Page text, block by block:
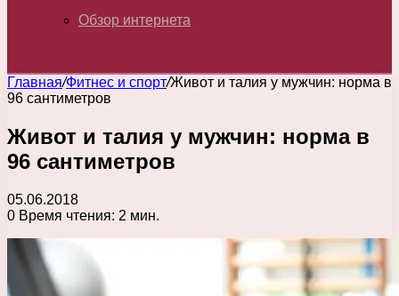
Обзор интернета
Главная/Фитнес и спорт/Живот и талия у мужчин: норма в
96 сантиметров
Живот и талия у мужчин: норма в
96 сантиметров
05.06.2018
0 Время чтения: 2 мин.